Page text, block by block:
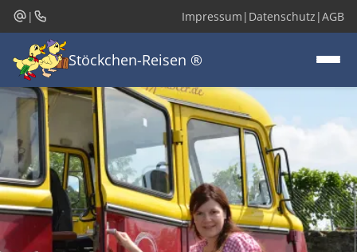
Direkt
zum
Inhalt
| Impressum | Datenschutz |AGB
Stöckchen-Reisen ®